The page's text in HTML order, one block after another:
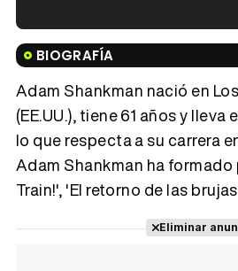
BIOGRAFÍA
Adam Shankman nació en
(EE.UU.), tiene 61 años y lleva
lo que respecta a su carrera
Adam Shankman ha
Train!', 'El retorno de las
Eliminar